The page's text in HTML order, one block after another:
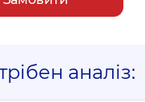
аналіз: